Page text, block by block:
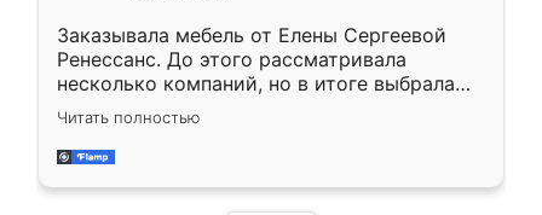
Заказывала мебель от Елены Сергеевой
Ренессанс. До этого рассматривала
несколько компаний, но в итоге выбрала
эту. Сначала обговорили условия, потом
приехал замерщик, всё спокойно объяснил
и снял размеры. Изготовили в срок, с
Читать полностью